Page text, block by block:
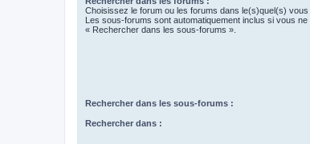
Choisissez le forum ou les forums dans le(s)quel(s)
Les sous-forums sont automatiquement inclus si vous
« Rechercher dans les sous-forums ».
Rechercher dans les sous-forums :
Rechercher dans :